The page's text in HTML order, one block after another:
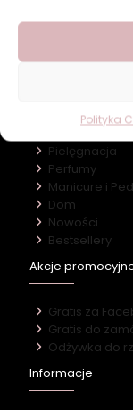
Polityka
O firmie
Kontakt
Pielęgnacja
Perfumy
Manicure i
Dom
Nowości
Bestsellery
Akcje
Gratis za
Gratis do
Odżywka do
Informacje